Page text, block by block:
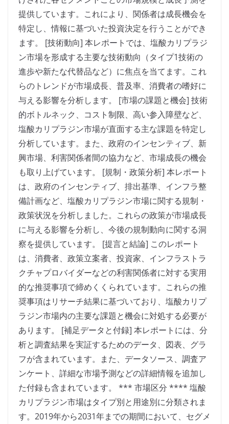
提供しています。これにより、関係者は成長機会を
特定し、情報に基づいた投資決定を行うことができ
ます。 [技術動向] 本レポートでは、塩酸カリプラジ
ン市場を形成する主要な技術動向（タイプ1技術の
進歩や新たな代替品など）に焦点を当てます。これ
らのトレンドが市場成長、普及率、消費者の嗜好に
与える影響を分析します。 [市場の課題と機会] 技術
的ボトルネック、コスト制限、高い参入障壁など、
塩酸カリプラジン市場が直面する主な課題を特定し
分析しています。また、政府のインセンティブ、新
興市場、利害関係者間の協力など、市場成長の機会
も取り上げています。 [規制・政策分析] 本レポート
は、政府のインセンティブ、排出基準、インフラ整
備計画など、塩酸カリプラジン市場に関する規制・
政策状況を分析しました。これらの政策が市場成長
に与える影響を分析し、今後の規制動向に関する洞
察を提供しています。 [提言と結論] このレポート
は、消費者、政策立案者、投資家、インフラストラ
クチャプロバイダーなどの利害関係者に対する実用
的な推奨事項で締めくくられています。これらの推
奨事項はリサーチ結果に基づいており、塩酸カリプ
ラジン市場内の主要な課題と機会に対処する必要が
あります。 [補足データと付録] 本レポートには、分
析と調査結果を実証するためのデータ、図表、グラ
フが含まれています。また、データソース、調査ア
ンケート、詳細な市場予測などの詳細情報を追加し
た付録も含まれています。 *** 市場区分 **** 塩酸
カリプラジン市場はタイプ別と用途別に分類されま
す。2019年から2031年までの期間において、セグメ